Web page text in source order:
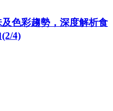
色彩趨勢，深度解析食
4)